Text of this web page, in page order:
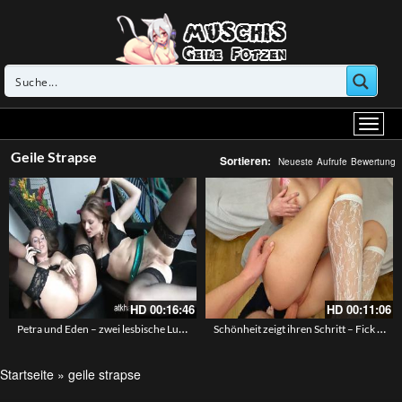
Geile Strapse Sortieren: Neueste Aufrufe Bewertung
HD00:16:46
Petra und Eden – zwei lesbische Luder zeigen ihre riesigen Büsche
HD 00:11:06
Schönheit zeigt ihren Schritt – Fick willkommen
Startseite » geile strapse